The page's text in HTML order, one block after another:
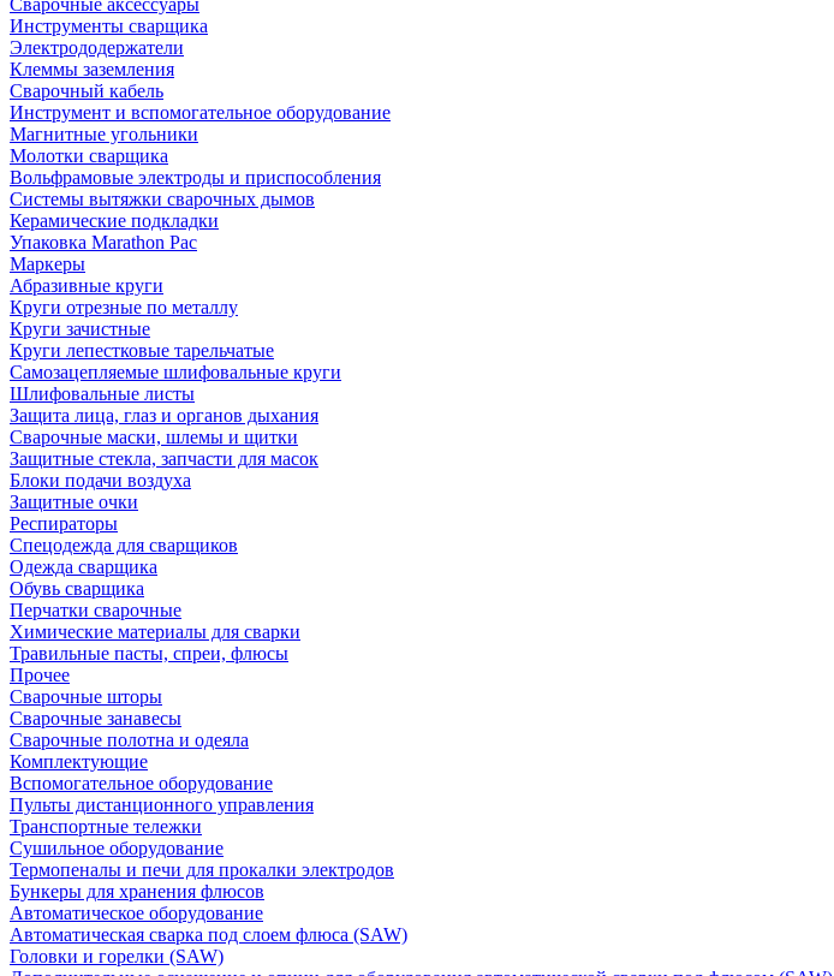
Сварочные аксессуары
Инструменты сварщика
Электрододержатели
Клеммы заземления
Сварочный кабель
Инструмент и вспомогательное оборудование
Магнитные угольники
Молотки сварщика
Вольфрамовые электроды и приспособления
Системы вытяжки сварочных дымов
Керамические подкладки
Упаковка Marathon Pac
Маркеры
Абразивные круги
Круги отрезные по металлу
Круги зачистные
Круги лепестковые тарельчатые
Самозацепляемые шлифовальные круги
Шлифовальные листы
Защита лица, глаз и органов дыхания
Сварочные маски, шлемы и щитки
Защитные стекла, запчасти для масок
Блоки подачи воздуха
Защитные очки
Респираторы
Спецодежда для сварщиков
Одежда сварщика
Обувь сварщика
Перчатки сварочные
Химические материалы для сварки
Травильные пасты, спреи, флюсы
Прочее
Сварочные шторы
Сварочные занавесы
Сварочные полотна и одеяла
Комплектующие
Вспомогательное оборудование
Пульты дистанционного управления
Транспортные тележки
Сушильное оборудование
Термопеналы и печи для прокалки электродов
Бункеры для хранения флюсов
Автоматическое оборудование
Автоматическая сварка под слоем флюса (SAW)
Головки и горелки (SAW)